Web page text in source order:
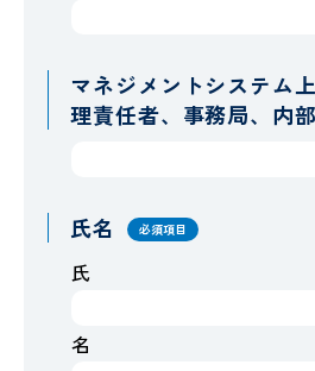
マネジメントシステム
理責任者、事務局、内部
氏名 必須項目
氏
名